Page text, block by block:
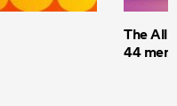
The All
44 men